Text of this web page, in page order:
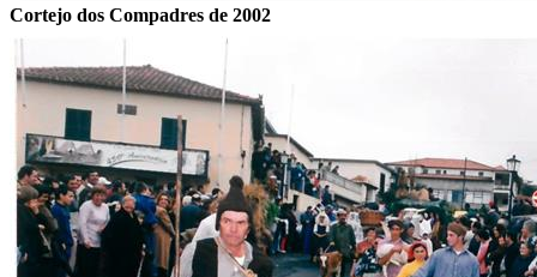
Cortejo dos Compadres de 2002